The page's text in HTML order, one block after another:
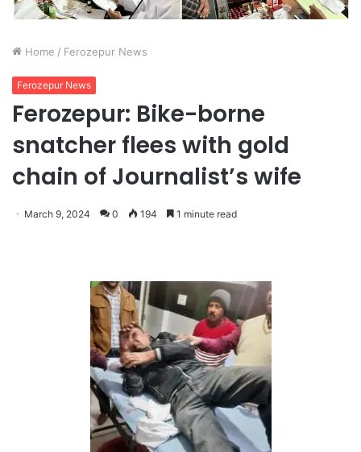
Home / Ferozepur News
Ferozepur News
Ferozepur: Bike-borne
snatcher flees with gold
chain of Journalist’s wife
March 9, 2024 0 194 1 minute read